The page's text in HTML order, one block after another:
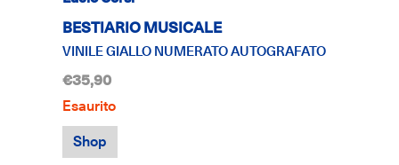
BESTIARIO MUSICALE
VINILE GIALLO NUMERATO AUTOGRAFATO
€35,90
Esaurito
Shop